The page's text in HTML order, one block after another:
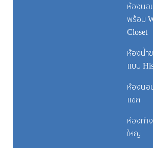
ห้องนอ
พร้อม
Closet
ห้องน้ำ
แบบ
ห้องนอ
แขก
ห้องทำ
ใหญ่